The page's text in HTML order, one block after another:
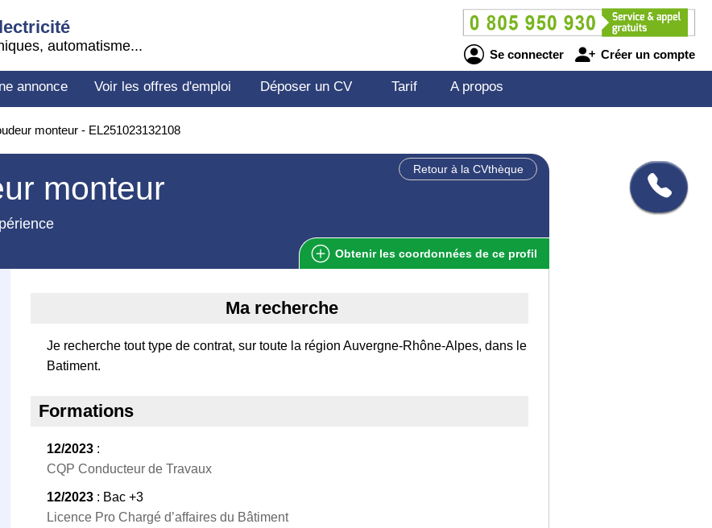
automatisme...
Se connecter Créer un compte
annonce Voir les offres d'emploi Déposer un CV Tarif A propos
monteur - EL251023132108
Retour à la CVthèque
monteur
Obtenir les coordonnées de ce profil
Ma recherche
Je recherche tout type de contrat, sur toute la région Auvergne-Rhône-Alpes, dans le
Batiment.
Formations
12/2023 :
CQP Conducteur de Travaux
12/2023 : Bac +3
Licence Pro Chargé d’affaires du Bâtiment